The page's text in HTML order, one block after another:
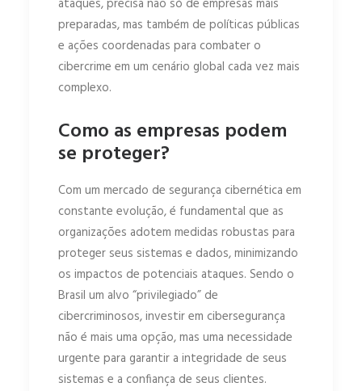
ataques, precisa não só de empresas mais
preparadas, mas também de políticas públicas
e ações coordenadas para combater o
cibercrime em um cenário global cada vez mais
complexo.
Como as empresas podem
se proteger?
Com um mercado de segurança cibernética em
constante evolução, é fundamental que as
organizações adotem medidas robustas para
proteger seus sistemas e dados, minimizando
os impactos de potenciais ataques. Sendo o
Brasil um alvo “privilegiado” de
cibercriminosos, investir em cibersegurança
não é mais uma opção, mas uma necessidade
urgente para garantir a integridade de seus
sistemas e a confiança de seus clientes.